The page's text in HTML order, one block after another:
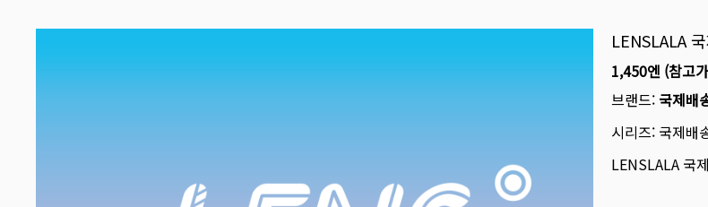
LENSLALA
1,450엔 (참고
브랜드: 국제배
시리즈: 국제배
LENSLALA 국